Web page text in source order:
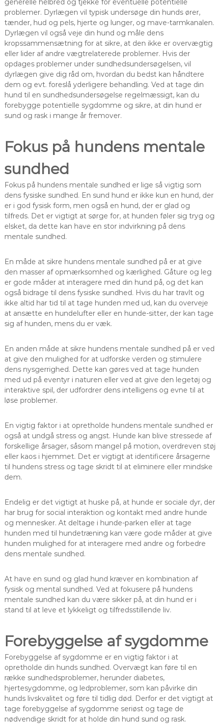
problemer. Dyrlægen vil typisk undersøge din hunds ører,
tænder, hud og pels, hjerte og lunger, og mave-tarmkanalen.
Dyrlægen vil også veje din hund og måle dens
kropssammensætning for at sikre, at den ikke er overvægtig
eller lider af andre vægtrelaterede problemer. Hvis der
opdages problemer under sundhedsundersøgelsen, vil
dyrlægen give dig råd om, hvordan du bedst kan håndtere
dem og evt. foreslå yderligere behandling. Ved at tage din
hund til en sundhedsundersøgelse regelmæssigt, kan du
forebygge potentielle sygdomme og sikre, at din hund er
sund og rask i mange år fremover.
Fokus på hundens mentale
sundhed
Fokus på hundens mentale sundhed er lige så vigtig som
dens fysiske sundhed. En sund hund er ikke kun en hund, der
er i god fysisk form, men også en hund, der er glad og
tilfreds. Det er vigtigt at sørge for, at hunden føler sig tryg og
elsket, da dette kan have en stor indvirkning på dens
mentale sundhed.
En måde at sikre hundens mentale sundhed på er at give
den masser af opmærksomhed og kærlighed. Gåture og leg
er gode måder at interagere med din hund på, og det kan
også bidrage til dens fysiske sundhed. Hvis du har travlt og
ikke altid har tid til at tage hunden med ud, kan du overveje
at ansætte en hundelufter eller en hunde-sitter, der kan tage
sig af hunden, mens du er væk.
En anden måde at sikre hundens mentale sundhed på er ved
at give den mulighed for at udforske verden og stimulere
dens nysgerrighed. Dette kan gøres ved at tage hunden
med ud på eventyr i naturen eller ved at give den legetøj og
interaktive spil, der udfordrer dens intelligens og evne til at
løse problemer.
En vigtig faktor i at opretholde hundens mentale sundhed er
også at undgå stress og angst. Hunde kan blive stressede af
forskellige årsager, såsom mangel på motion, overdreven støj
eller kaos i hjemmet. Det er vigtigt at identificere årsagerne
til hundens stress og tage skridt til at eliminere eller mindske
dem.
Endelig er det vigtigt at huske på, at hunde er sociale dyr, der
har brug for social interaktion og kontakt med andre hunde
og mennesker. At deltage i hunde-parken eller at tage
hunden med til hundetræning kan være gode måder at give
hunden mulighed for at interagere med andre og forbedre
dens mentale sundhed.
At have en sund og glad hund kræver en kombination af
fysisk og mental sundhed. Ved at fokusere på hundens
mentale sundhed kan du være sikker på, at din hund er i
stand til at leve et lykkeligt og tilfredsstillende liv.
Forebyggelse af sygdomme
Forebyggelse af sygdomme er en vigtig faktor i at
opretholde din hunds sundhed. Overvægt kan føre til en
række sundhedsproblemer, herunder diabetes,
hjertesygdomme, og ledproblemer, som kan påvirke din
hunds livskvalitet og føre til tidlig død. Derfor er det vigtigt at
tage forebyggelse af sygdomme seriøst og tage de
nødvendige skridt for at holde din hund sund og rask.